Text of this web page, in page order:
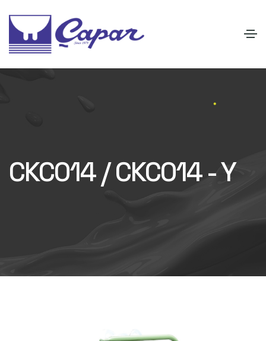
CKC014 / CKC014 - Y